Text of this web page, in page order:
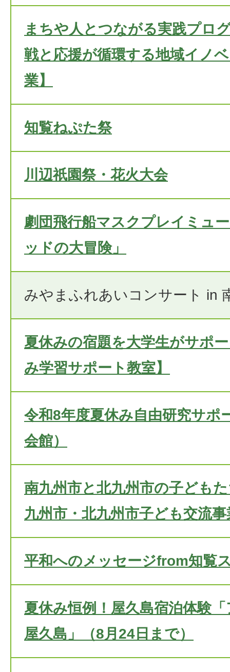
まちや人とつながる実践プロ
戦と応援が循環する地域イノ
業】
知覧ねぷた祭
川辺祇園祭・花火大会
劇団飛行船マスクプレイミュ
ッドの大冒険」
みやまふれあいコンサート in
夏休みの宿題を大学生がサポ
み学習サポート教室】
令和8年度夏休み自由研究サポ
会館）
南九州市と北九州市の子ども
九州市・北九州市子ども交流事
平和へのメッセージfrom知覧
夏休み恒例！屋久島宿泊体験
屋久島」（8月24日まで）